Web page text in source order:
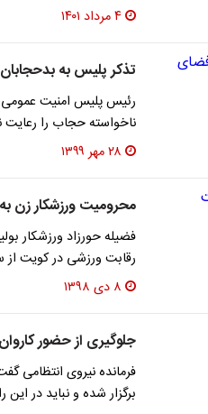
۴ مرداد ۱۴۰۱
تذکر پلیس به
رئیس پلیس امنیت
ناخواسته حجاب را رعایت
۲۸ مهر ۱۳۹۹
محرومیت ورزشکار زن
فضیله حورزاد ورزشکار
رقابت ورزشی در کویت
۸ دی ۱۳۹۸
جلوگیری از حضور
فرمانده نیروی
برگزار شده و نباید در